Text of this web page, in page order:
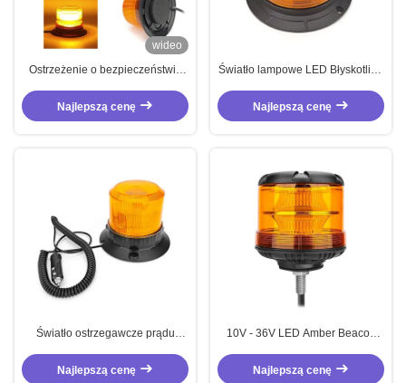
wideo
Ostrzeżenie o bezpieczeństwie
Światła samochodowe Akcesoria
do ciągników widłowych
Najlepszą cenę
Światło lampowe LED Błyskotliwy
Akcesoriusz ostrzegawczy
latarnia
Najlepszą cenę
Światło ostrzegawcze prądu
Najlepszą cenę
10V - 36V LED Amber Beacon
wózków widłowych
Najlepszą cenę